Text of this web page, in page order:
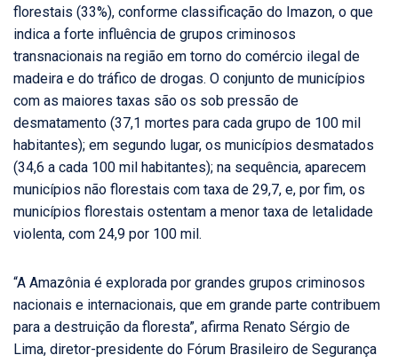
florestais (33%), conforme classificação do Imazon, o que
indica a forte influência de grupos criminosos
transnacionais na região em torno do comércio ilegal de
madeira e do tráfico de drogas. O conjunto de municípios
com as maiores taxas são os sob pressão de
desmatamento (37,1 mortes para cada grupo de 100 mil
habitantes); em segundo lugar, os municípios desmatados
(34,6 a cada 100 mil habitantes); na sequência, aparecem
municípios não florestais com taxa de 29,7, e, por fim, os
municípios florestais ostentam a menor taxa de letalidade
violenta, com 24,9 por 100 mil.
“A Amazônia é explorada por grandes grupos criminosos
nacionais e internacionais, que em grande parte contribuem
para a destruição da floresta”, afirma Renato Sérgio de
Lima, diretor-presidente do Fórum Brasileiro de Segurança